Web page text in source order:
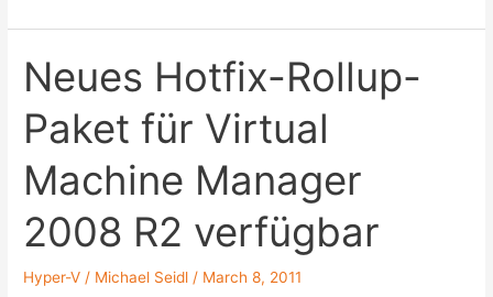
V
Best
Practice
Analyzer
Neues Hotfix-Rollup-
Paket für Virtual
Machine Manager
2008 R2 verfügbar
Hyper-V / Michael Seidl / March 8, 2011